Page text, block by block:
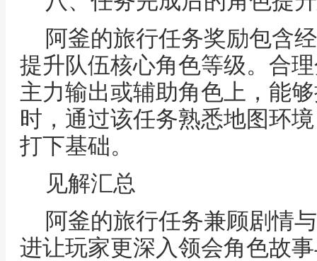
阿釜的旅行任务奖励包含
提升队伍核心角色等级。合
主力输出或辅助角色上，能
时，通过该任务熟悉地图环
打下基础。
见解汇总
阿釜的旅行任务兼顾剧情
进让玩家更深入领会角色故